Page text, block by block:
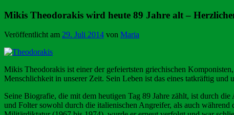
Mikis Theodorakis wird heute 89 Jahre alt –
Veröffentlicht am 29. Juli 2014 von Maria
Mikis Theodorakis ist einer der gefeiertsten griechischen
Menschlichkeit in unserer Zeit. Sein Leben ist das eines tatkräftig
Seine Biografie, die mit dem heutigen Tag 89 Jahre zählt, ist durch
und Folter sowohl durch die italienischen Angreifer, als auch